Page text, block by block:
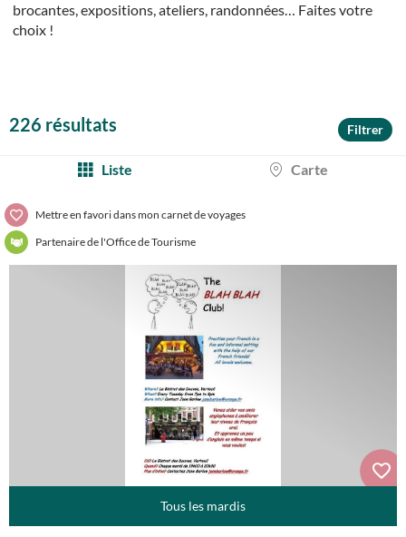
brocantes, expositions, ateliers, randonnées… Faites votre
choix !
226 résultats Filtrer
Liste Carte
Mettre en favori dans mon carnet de voyages
Partenaire de l'Office de Tourisme
Tous les mardis